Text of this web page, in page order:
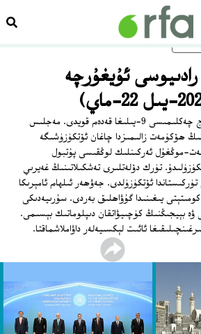
ئۇيغۇرچە
ئۇيغۇرلارغا قارىتىلغان ھەج چەكلىمىسى 9-يىلىغا قەدەم قويدى. مەجلىس
ھۆكۈمەت زالىمىزدا چاغان ئۆتكۈزۈشىگە
موڭغۇل ئەركىنلىك لوڭقىسى پۇتبول
تۈرك دۆلەتلىرى تەشكىلاتىنىڭ غەيرىي
ئۆتكۈزۈلدى. جەۋھەر ئىلھام ئامېرىكا
يىغىنىدا گۇۋاھلىق بەردى. سۇرىيەدىكى
بېيجىڭنىڭ كۈچىيۋاتقان دىپلوماتىك بېسىمى.
ئائىت لېكسىيەلەر داۋاملاشماقتا.